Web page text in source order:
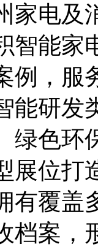
家电及
智能家
例，服
能研发
绿色环
展位打
有覆盖
档案，